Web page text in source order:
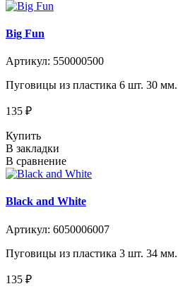
Big Fun
Артикул: 550000500
Пуговицы из пластика 6 шт. 30
135 ₽
Купить
В закладки
В сравнение
Black and White
Артикул: 6050006007
Пуговицы из пластика 3 шт. 34
135 ₽